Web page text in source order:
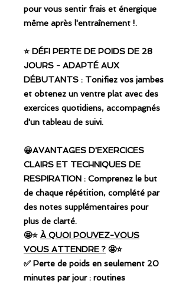
pour vous sentir frais et énergique
même après l'entraînement !.
⭐️ DÉFI PERTE DE POIDS DE 28
JOURS - ADAPTÉ AUX
DÉBUTANTS : Tonifiez vos jambes
et obtenez un ventre plat avec des
exercices quotidiens, accompagnés
d'un tableau de suivi.
😀AVANTAGES D'EXERCICES
CLAIRS ET TECHNIQUES DE
RESPIRATION : Comprenez le but
de chaque répétition, complété par
des notes supplémentaires pour
plus de clarté.
🤩⭐️ À QUOI POUVEZ-VOUS
VOUS ATTENDRE ? 🤩⭐️
✅ Perte de poids en seulement 20
minutes par jour : routines